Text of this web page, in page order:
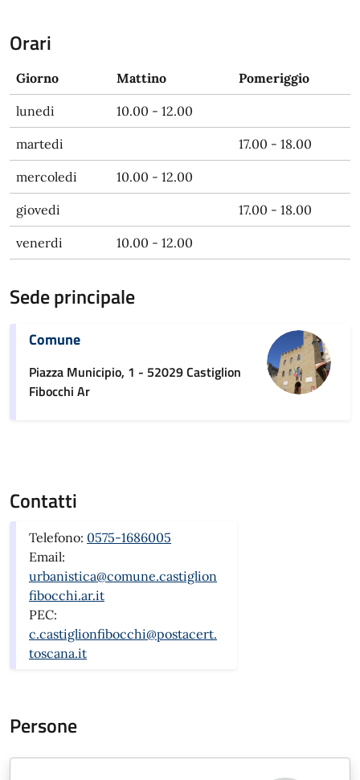
Orari
Giorno Mattino Pomeriggio
lunedi 10.00 - 12.00
martedi 17.00 - 18.00
mercoledi 10.00 - 12.00
giovedi 17.00 - 18.00
venerdi 10.00 - 12.00
Sede principale
Comune
Piazza Municipio, 1 - 52029 Castiglion
Fibocchi Ar
Contatti
Telefono: 0575-1686005
Email:
urbanistica@comune.castiglion
fibocchi.ar.it
PEC:
c.castiglionfibocchi@postacert.
toscana.it
Persone